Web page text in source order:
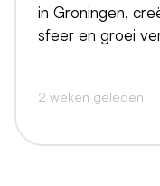
in Groningen,
sfeer en groei
2 weken geleden